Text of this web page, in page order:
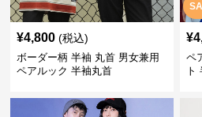
¥4,800 (税込)
ボーダー柄 半袖 丸首 男女兼用
ペアルック 半袖丸首
¥
ペ
ト